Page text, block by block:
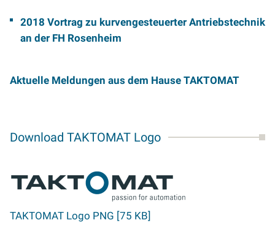
2018 Vortrag zu kurvengesteuerter Antriebstechnik
an der FH Rosenheim
Aktuelle Meldungen aus dem Hause TAKTOMAT
Download TAKTOMAT Logo
TAKTOMAT Logo PNG [75 KB]